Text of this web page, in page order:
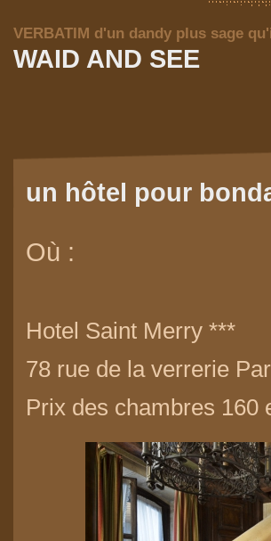
WAID AND SEE
VERBATIM d'un dandy plus sage
un hôtel pour
Où :
Hotel Saint Merry ***
78 rue de la verrerie
Prix des chambres 160